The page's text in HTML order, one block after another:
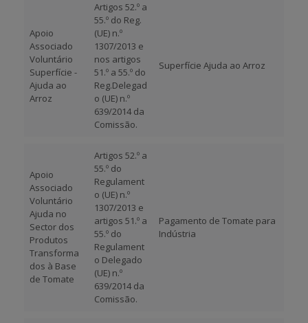
Apoio
Associado
Voluntário
Superfície -
Ajuda ao
Arroz
Artigos 52.º a
55.º do Reg.
(UE) n.º
1307/2013 e
nos artigos
51.º a 55.º do
Reg.Delegad
o (UE) n.º
639/2014 da
Comissão.
Superfície Ajuda ao Arroz
Apoio
Associado
Voluntário
Ajuda no
Sector dos
Produtos
Transforma
dos à Base
de Tomate
Artigos 52.º a
55.º do
Regulament
o (UE) n.º
1307/2013 e
artigos 51.º a
55.º do
Regulament
o Delegado
(UE) n.º
639/2014 da
Comissão.
Pagamento de Tomate para
Indústria